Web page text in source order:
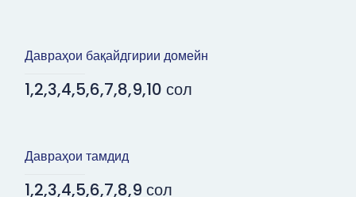
Давраҳои бақайдгирии домейн
1,2,3,4,5,6,7,8,9,10 сол
Давраҳои тамдид
1,2,3,4,5,6,7,8,9 сол